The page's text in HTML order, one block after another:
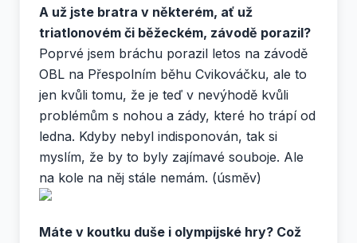
A už jste bratra v některém, ať už
triatlonovém či běžeckém, závodě porazil?
Poprvé jsem bráchu porazil letos na závodě
OBL na Přespolním běhu Cvikováčku, ale to
jen kvůli tomu, že je teď v nevýhodě kvůli
problémům s nohou a zády, které ho trápí od
ledna. Kdyby nebyl indisponován, tak si
myslím, že by to byly zajímavé souboje. Ale
na kole na něj stále nemám. (úsměv)
Máte v koutku duše i olympijské hry? Což